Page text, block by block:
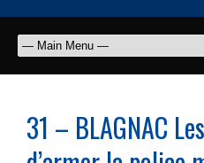
31 – BLAGNAC